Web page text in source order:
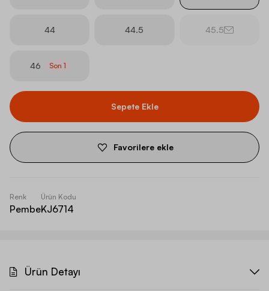
44 44.5 45.5
46 Son 1
Sepete Ekle
Favorilere ekle
Renk
Pembe
Ürün Kodu
KJ6714
Ürün Detayı